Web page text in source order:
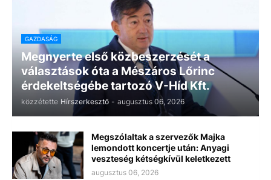
GAZDASÁG
Megnyerte első közbeszerzését a
választások óta a Mészáros Lőrinc
érdekeltségébe tartozó V-Híd Kft.
közzétette Hírszerkesztő - augusztus 06, 2026
Megszólaltak a szervezők Majka
lemondott koncertje után: Anyagi
veszteség kétségkívül keletkezett
augusztus 06, 2026